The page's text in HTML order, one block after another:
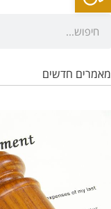
מאמרים חדשים